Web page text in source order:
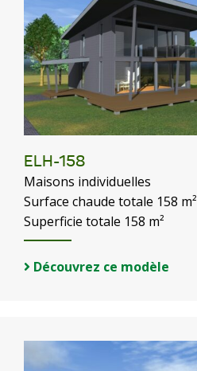
ELH-158
Maisons individuelles
Surface chaude totale 158 m²
Superficie totale 158 m²
Découvrez ce modèle